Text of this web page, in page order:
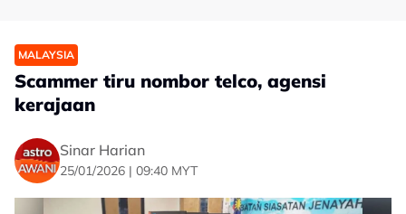
MALAYSIA
Scammer tiru nombor telco, agensi
kerajaan
Sinar Harian
25/01/2026 | 09:40 MYT